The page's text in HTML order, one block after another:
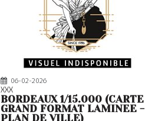
06-02-2026
XXX
BORDEAUX 1/15.000 (CARTE
GRAND FORMAT LAMINEE -
PLAN DE VILLE)